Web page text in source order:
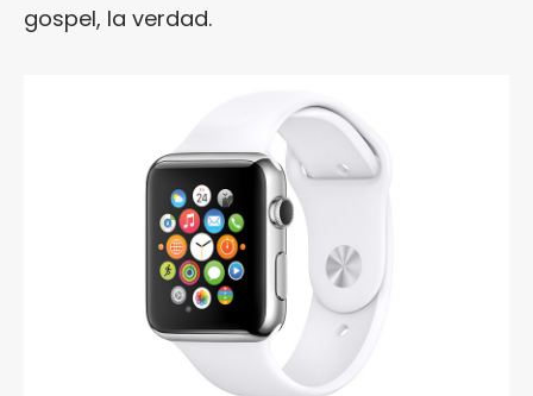
gospel, la verdad.